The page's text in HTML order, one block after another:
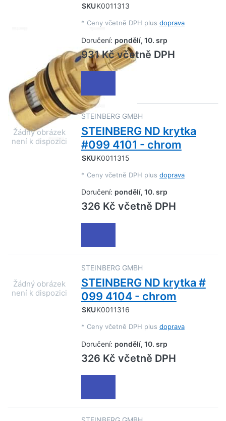
SKUK0011313
* Ceny včetně DPH plus doprava
Doručení: pondělí, 10. srp
931 Kč včetně DPH
STEINBERG GMBH
STEINBERG ND krytka
#099 4101 - chrom
SKUK0011315
* Ceny včetně DPH plus doprava
Doručení: pondělí, 10. srp
326 Kč včetně DPH
STEINBERG GMBH
STEINBERG ND krytka #
099 4104 - chrom
SKUK0011316
* Ceny včetně DPH plus doprava
Doručení: pondělí, 10. srp
326 Kč včetně DPH